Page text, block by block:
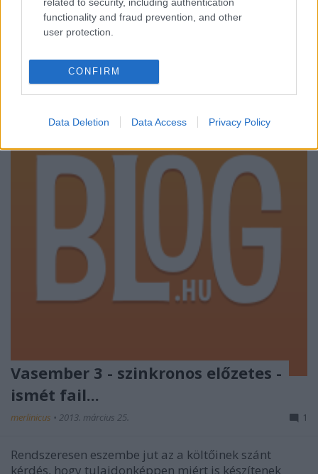
functionality and fraud prevention, and other
user protection.
CONFIRM
Data Deletion Data Access Privacy Policy
félrefordítások miatt okoztak meglepetéseket –
konkrétan félre lettünk vezetve általuk. Azért ez egy
Vasember 3 - szinkronos előzetes -
ismét fail...
merlinicus • 2013. március 25. 1
Rendszeresen eszembe jut az a költőinek szánt
kérdés, hogy tulajdonképpen miért is készítenek